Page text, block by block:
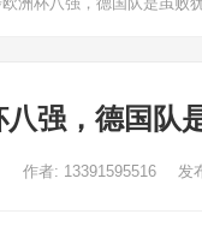
八强，德国队
作者: 13391595516 发